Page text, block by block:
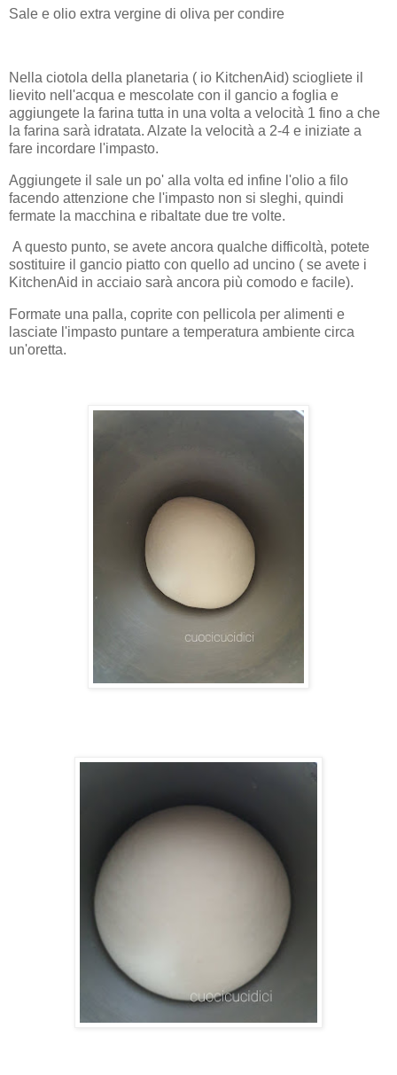
Sale e olio extra vergine di oliva per condire
Nella ciotola della planetaria ( io KitchenAid) sciogliete il
lievito nell'acqua e mescolate con il gancio a foglia e
aggiungete la farina tutta in una volta a velocità 1 fino a che
la farina sarà idratata. Alzate la velocità a 2-4 e iniziate a
fare incordare l'impasto.
Aggiungete il sale un po' alla volta ed infine l'olio a filo
facendo attenzione che l'impasto non si sleghi, quindi
fermate la macchina e ribaltate due tre volte.
A questo punto, se avete ancora qualche difficoltà, potete
sostituire il gancio piatto con quello ad uncino ( se avete i
KitchenAid in acciaio sarà ancora più comodo e facile).
Formate una palla, coprite con pellicola per alimenti e
lasciate l'impasto puntare a temperatura ambiente circa
un'oretta.